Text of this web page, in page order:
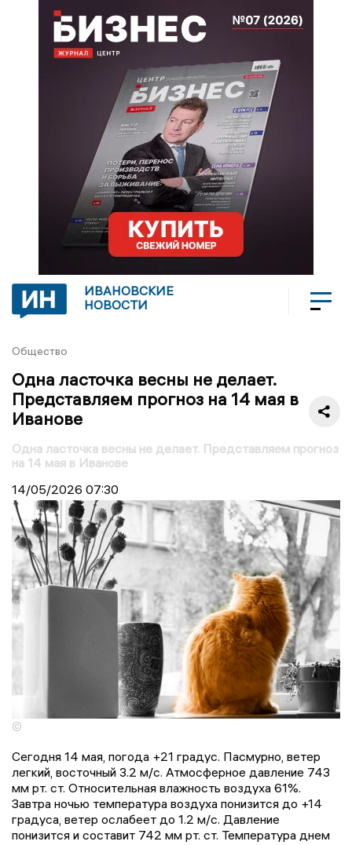
ИВАНОВСКИЕ
НОВОСТИ
Общество
Одна ласточка весны не делает.
Представляем прогноз на 14 мая в
Иванове
Одна ласточка весны не делает. Представляем прогноз
на 14 мая в Иванове
14/05/2026 07:30
©
Сегодня 14 мая, погода +21 градус. Пасмурно, ветер
легкий, восточный 3.2 м/с. Атмосферное давление 743
мм рт. ст. Относительная влажность воздуха 61%.
Завтра ночью температура воздуха понизится до +14
градусa, ветер ослабеет до 1.2 м/с. Давление
понизится и составит 742 мм рт. ст. Температура днем